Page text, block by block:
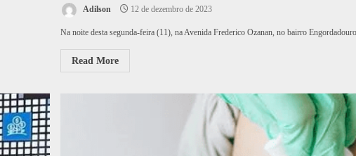
Adilson 12 de dezembro de 2023
Na noite desta segunda-feira (11), na Avenida Frederico Ozanan, no bairro
Read More